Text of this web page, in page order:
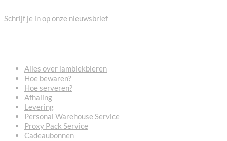
Schrijf je in op onze nieuwsbrief
Alles over lambiekbieren
Hoe bewaren?
Hoe serveren?
Afhaling
Levering
Personal Warehouse Service
Proxy Pack Service
Cadeaubonnen